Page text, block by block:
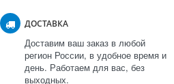
ДОСТАВКА
Доставим ваш заказ в любой
регион России, в удобное время и
день. Работаем для вас, без
выходных.